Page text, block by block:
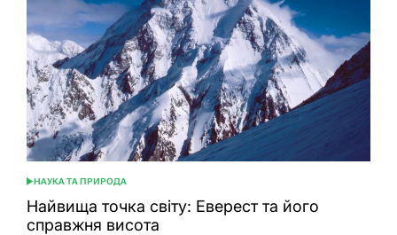
ОПУБЛІКУВАТИ
У
НАУКА ТА ПРИРОДА
Найвища точка світу: Еверест та його
справжня висота